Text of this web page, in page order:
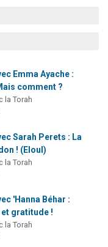
Diane, 80 ans, dans un appartement insalubre
Emma Ayache :
comment ?
la Torah
Sarah Perets : La
! (Eloul)
la Torah
'Hanna Béhar :
et gratitude !
la Torah